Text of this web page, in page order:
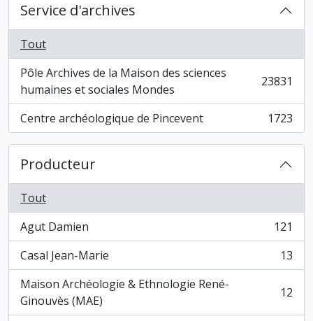
Service d'archives
Tout
Pôle Archives de la Maison des sciences
humaines et sociales Mondes
, 23831 résultats 23831
Centre archéologique de Pincevent
, 1723 résultats 1723
Producteur
Tout
Agut Damien
, 121 résultats
121
Casal Jean-Marie
, 13 résultats
13
Maison Archéologie & Ethnologie René-
Ginouvès (MAE)
, 12 résultats 12